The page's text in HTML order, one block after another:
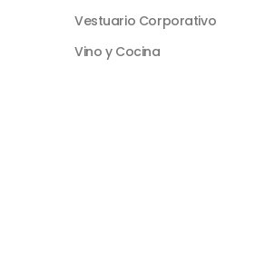
Vestuario Corporativo
Vino y Cocina